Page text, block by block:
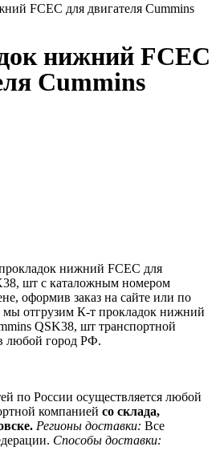
FCEC для двигателя Cummins
нижний FCEC
Cummins
нижний FCEC для
шт с каталожным номером
оформив заказ на сайте или по
мы отгрузим К-т прокладок нижний
QSK38, шт транспортной
любой город РФ.
по России осуществляется любой
компанией со склада,
Регионы доставки: Все
Способы доставки: